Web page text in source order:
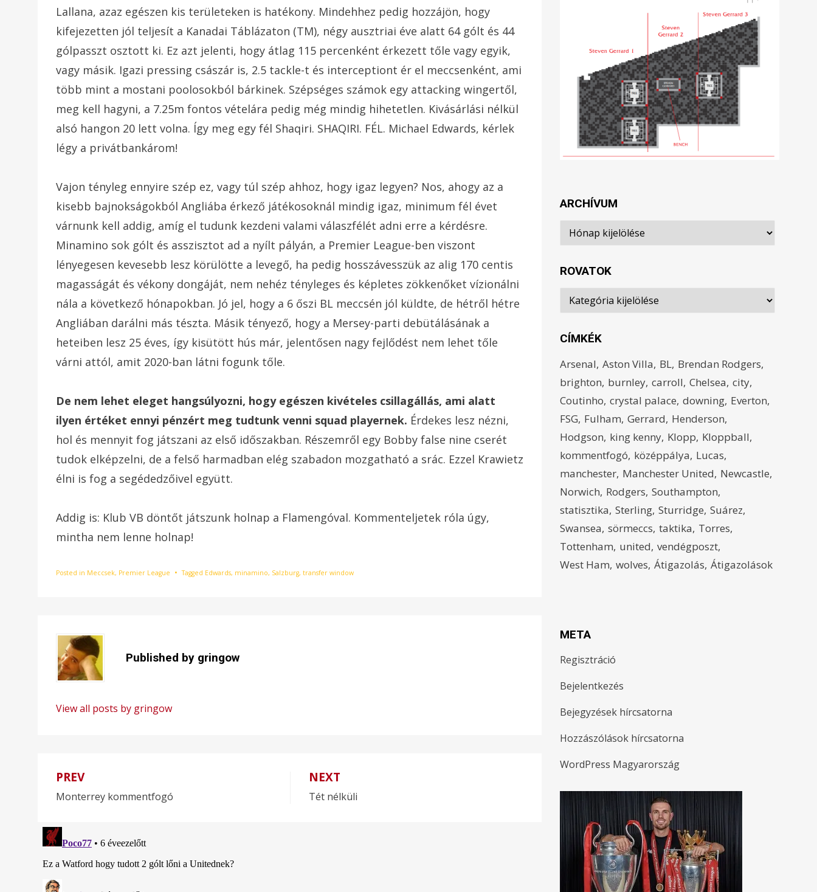
Lallana, azaz egészen kis területeken is hatékony. Mindehhez pedig hozzájön, hogy
kifejezetten jól teljesít a Kanadai Táblázaton (TM), négy ausztriai éve alatt 64 gólt és 44
gólpasszt osztott ki. Ez azt jelenti, hogy átlag 115 percenként érkezett tőle vagy egyik,
vagy másik. Igazi pressing császár is, 2.5 tackle-t és interceptiont ér el meccsenként, ami
több mint a mostani poolosokból bárkinek. Szépséges számok egy attacking wingertől,
meg kell hagyni, a 7.25m fontos vételára pedig még mindig hihetetlen. Kivásárlási nélkül
alsó hangon 20 lett volna. Így meg egy fél Shaqiri. SHAQIRI. FÉL. Michael Edwards, kérlek
légy a privátbankárom!
Vajon tényleg ennyire szép ez, vagy túl szép ahhoz, hogy igaz legyen? Nos, ahogy az a
kisebb bajnokságokból Angliába érkező játékosoknál mindig igaz, minimum fél évet
várnunk kell addig, amíg el tudunk kezdeni valami válaszfélét adni erre a kérdésre.
Minamino sok gólt és asszisztot ad a nyílt pályán, a Premier League-ben viszont
lényegesen kevesebb lesz körülötte a levegő, ha pedig hosszávesszük az alig 170 centis
magasságát és vékony dongáját, nem nehéz tényleges és képletes zökkenőket vízionálni
nála a következő hónapokban. Jó jel, hogy a 6 őszi BL meccsén jól küldte, de hétről hétre
Angliában darálni más tészta. Másik tényező, hogy a Mersey-parti debütálásának a
heteiben lesz 25 éves, így kisütött hús már, jelentősen nagy fejlődést nem lehet tőle
várni attól, amit 2020-ban látni fogunk tőle.
De nem lehet eleget hangsúlyozni, hogy egészen kivételes csillagállás, ami alatt
ilyen értéket ennyi pénzért meg tudtunk venni squad playernek. Érdekes lesz nézni,
hol és mennyit fog játszani az első időszakban. Részemről egy Bobby false nine cserét
tudok elképzelni, de a felső harmadban elég szabadon mozgatható a srác. Ezzel Krawietz
élni is fog a segédedzőivel együtt.
Addig is: Klub VB döntőt játszunk holnap a Flamengóval. Kommenteljetek róla úgy,
mintha nem lenne holnap!
Posted in Meccsek, Premier League Tagged Edwards, minamino, Salzburg, transfer window
Published by gringow
View all posts by gringow
Bejegyzés
navigáció
PREV
Monterrey kommentfogó
NEXT
Tét nélküli
ARCHÍVUM
Archívum
ROVATOK
Rovatok
CÍMKÉK
Arsenal Aston Villa BL Brendan Rodgers
brighton burnley carroll Chelsea city
Coutinho crystal palace downing Everton
FSG Fulham Gerrard Henderson
Hodgson king kenny Klopp Kloppball
kommentfogó középpálya Lucas
manchester Manchester United Newcastle
Norwich Rodgers Southampton
statisztika Sterling Sturridge Suárez
Swansea sörmeccs taktika Torres
Tottenham united vendégposzt
West Ham wolves Átigazolás Átigazolások
META
Regisztráció
Bejelentkezés
Bejegyzések hírcsatorna
Hozzászólások hírcsatorna
WordPress Magyarország